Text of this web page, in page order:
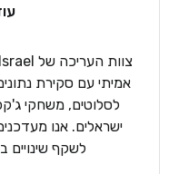
אמיתי עם סקירת
לסלוטים, משחקי
ישראלים. אנו
לשקף שינויים